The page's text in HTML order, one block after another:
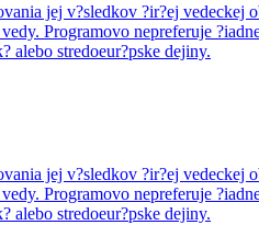
jej v?sledkov ?ir?ej
Programovo nepreferuje
alebo stredoeur?pske dejiny.
jej v?sledkov ?ir?ej
Programovo nepreferuje
alebo stredoeur?pske dejiny.